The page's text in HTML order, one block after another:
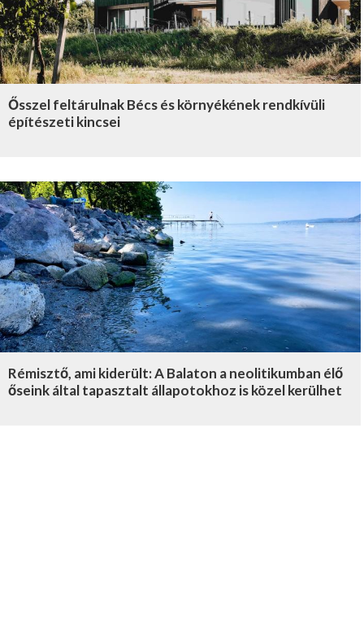
Ősszel feltárulnak Bécs és környékének rendkívüli
építészeti kincsei
Rémisztő, ami kiderült: A Balaton a neolitikumban élő
őseink által tapasztalt állapotokhoz is közel kerülhet